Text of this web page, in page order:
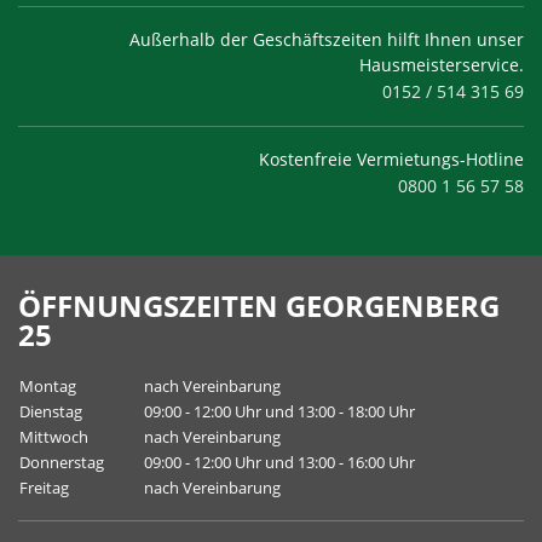
Außerhalb der Geschäftszeiten hilft Ihnen unser
Hausmeisterservice.
0152 / 514 315 69
Kostenfreie Vermietungs-Hotline
0800 1 56 57 58
ÖFFNUNGSZEITEN GEORGENBERG
25
Montag
nach Vereinbarung
Dienstag
09:00 - 12:00 Uhr und 13:00 - 18:00 Uhr
Mittwoch
nach Vereinbarung
Donnerstag
09:00 - 12:00 Uhr und 13:00 - 16:00 Uhr
Freitag
nach Vereinbarung